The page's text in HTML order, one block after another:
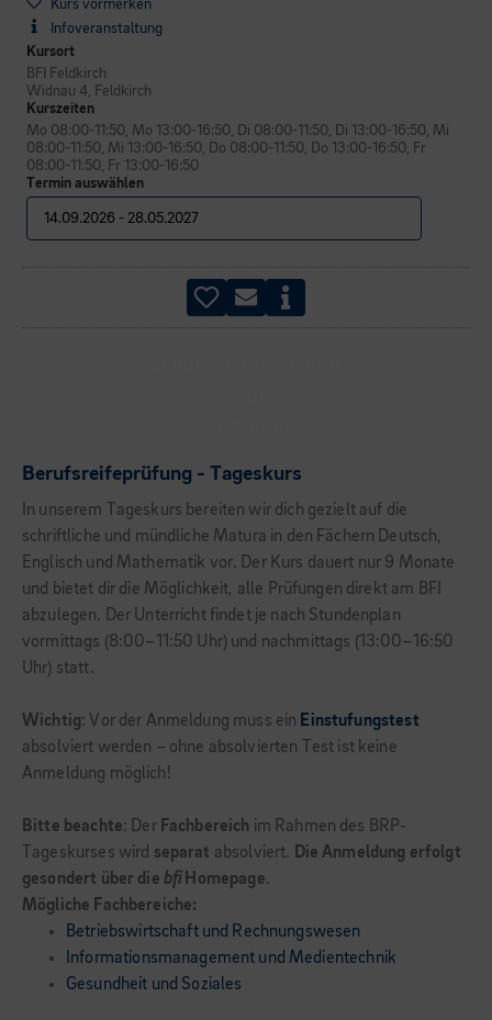
Kurs vormerken
Infoveranstaltung
Kursort
BFI Feldkirch
Widnau 4, Feldkirch
Termin auswählen
Kurszeiten
Mo 08:00-11:50, Mo 13:00-16:50, Di 08:00-11:50, Di 13:00-16:50, Mi
08:00-11:50, Mi 13:00-16:50, Do 08:00-11:50, Do 13:00-16:50, Fr
08:00-11:50, Fr 13:00-16:50
Berufsreifeprüfung - Tageskurs
In unserem Tageskurs bereiten wir dich gezielt auf die
schriftliche und mündliche Matura in den Fächern Deutsch,
Englisch und Mathematik vor. Der Kurs dauert nur 9 Monate
und bietet dir die Möglichkeit, alle Prüfungen direkt am BFI
abzulegen. Der Unterricht findet je nach Stundenplan
vormittags (8:00–11:50 Uhr) und nachmittags (13:00–16:50
Uhr) statt.
Wichtig: Vor der Anmeldung muss ein Einstufungstest
absolviert werden – ohne absolvierten Test ist keine
Anmeldung möglich!
Bitte beachte: Der Fachbereich im Rahmen des BRP-
Tageskurses wird separat absolviert. Die Anmeldung erfolgt
gesondert über die bfi Homepage.
Mögliche Fachbereiche:
Betriebswirtschaft und Rechnungswesen
Informationsmanagement und Medientechnik
Gesundheit und Soziales